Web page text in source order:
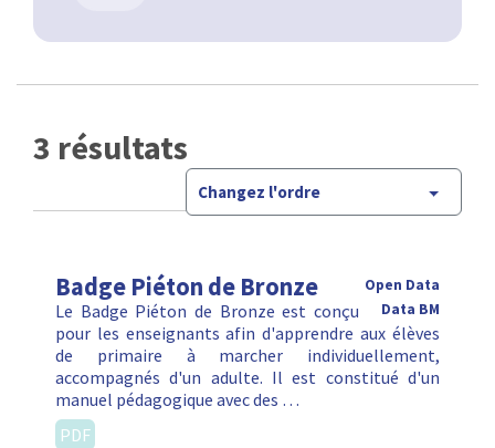
3 résultats
Changez l'ordre
Badge Piéton de Bronze
Open Data
Data BM
Le Badge Piéton de Bronze est conçu
pour les enseignants afin d'apprendre aux élèves
de primaire à marcher individuellement,
accompagnés d'un adulte. Il est constitué d'un
manuel pédagogique avec des …
PDF